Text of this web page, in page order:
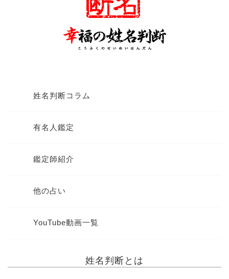
姓名判断コラム
有名人鑑定
鑑定師紹介
他の占い
YouTube動画一覧
姓名判断とは